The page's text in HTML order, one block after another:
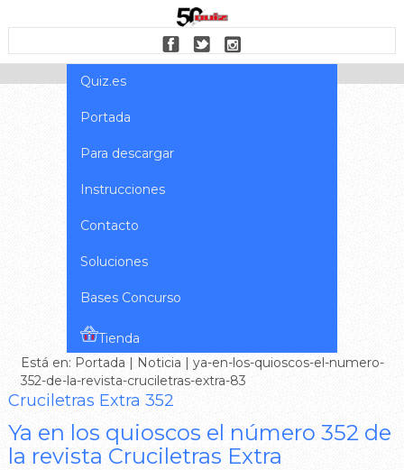
Quiz.es
Portada
Para descargar
Instrucciones
Contacto
Soluciones
Bases Concurso
Tienda
Está en: Portada | Noticia | ya-en-los-quioscos-el-numero-
352-de-la-revista-cruciletras-extra-83
Cruciletras Extra 352
Ya en los quioscos el número 352 de
la revista Cruciletras Extra